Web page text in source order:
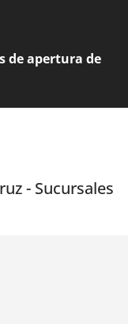
de apertura de
- Sucursales